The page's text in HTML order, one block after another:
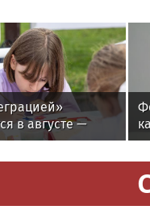
в августе —
месяц